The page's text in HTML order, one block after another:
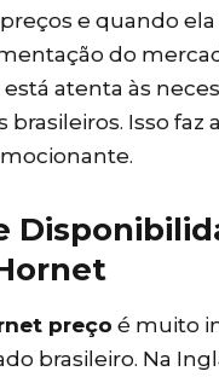
e quando ela
do
atenta às
Isso faz
preço é muito
brasileiro. Na